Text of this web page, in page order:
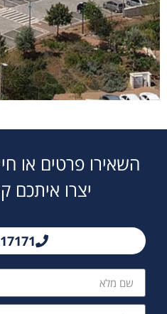
השאירו פרטים או
יצרו